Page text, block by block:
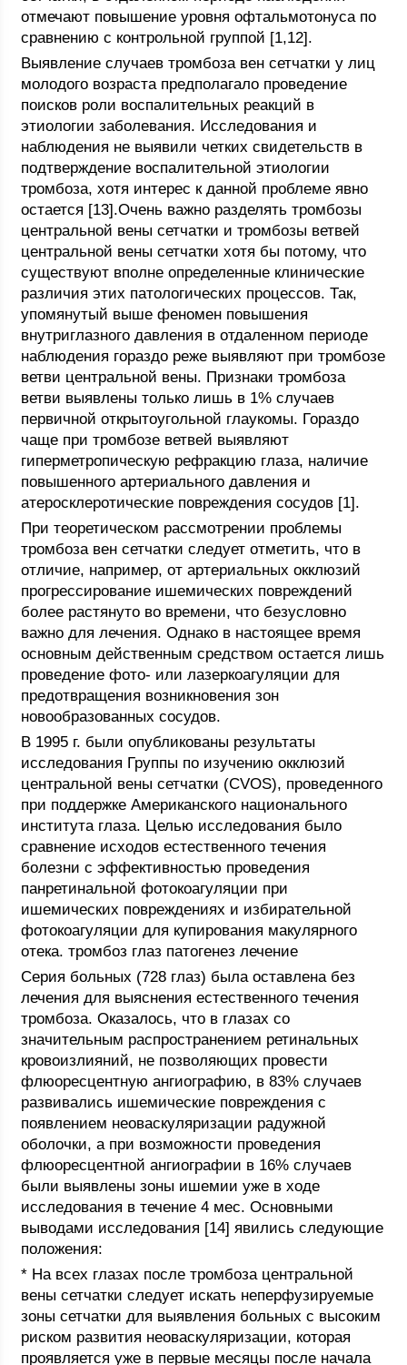
отмечают повышение уровня офтальмотонуса по
сравнению с контрольной группой [1,12].
Выявление случаев тромбоза вен сетчатки у лиц
молодого возраста предполагало проведение
поисков роли воспалительных реакций в
этиологии заболевания. Исследования и
наблюдения не выявили четких свидетельств в
подтверждение воспалительной этиологии
тромбоза, хотя интерес к данной проблеме явно
остается [13].Очень важно разделять тромбозы
центральной вены сетчатки и тромбозы ветвей
центральной вены сетчатки хотя бы потому, что
существуют вполне определенные клинические
различия этих патологических процессов. Так,
упомянутый выше феномен повышения
внутриглазного давления в отдаленном периоде
наблюдения гораздо реже выявляют при тромбозе
ветви центральной вены. Признаки тромбоза
ветви выявлены только лишь в 1% случаев
первичной открытоугольной глаукомы. Гораздо
чаще при тромбозе ветвей выявляют
гиперметропическую рефракцию глаза, наличие
повышенного артериального давления и
атеросклеротические повреждения сосудов [1].
При теоретическом рассмотрении проблемы
тромбоза вен сетчатки следует отметить, что в
отличие, например, от артериальных окклюзий
прогрессирование ишемических повреждений
более растянуто во времени, что безусловно
важно для лечения. Однако в настоящее время
основным действенным средством остается лишь
проведение фото- или лазеркоагуляции для
предотвращения возникновения зон
новообразованных сосудов.
В 1995 г. были опубликованы результаты
исследования Группы по изучению окклюзий
центральной вены сетчатки (CVOS), проведенного
при поддержке Американского национального
института глаза. Целью исследования было
сравнение исходов естественного течения
болезни с эффективностью проведения
панретинальной фотокоагуляции при
ишемических повреждениях и избирательной
фотокоагуляции для купирования макулярного
отека. тромбоз глаз патогенез лечение
Серия больных (728 глаз) была оставлена без
лечения для выяснения естественного течения
тромбоза. Оказалось, что в глазах со
значительным распространением ретинальных
кровоизлияний, не позволяющих провести
флюоресцентную ангиографию, в 83% случаев
развивались ишемические повреждения с
появлением неоваскуляризации радужной
оболочки, а при возможности проведения
флюоресцентной ангиографии в 16% случаев
были выявлены зоны ишемии уже в ходе
исследования в течение 4 мес. Основными
выводами исследования [14] явились следующие
положения:
* На всех глазах после тромбоза центральной
вены сетчатки следует искать неперфузируемые
зоны сетчатки для выявления больных с высоким
риском развития неоваскуляризации, которая
проявляется уже в первые месяцы после начала